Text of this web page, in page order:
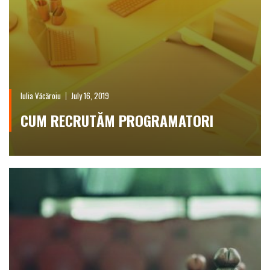
Iulia Văcăroiu July 16, 2019
CUM RECRUTĂM PROGRAMATORI